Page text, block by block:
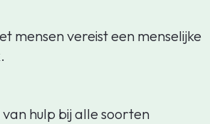
mensen vereist een menselijke
hulp bij alle soorten